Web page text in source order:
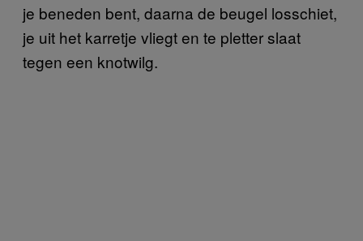
je beneden bent, daarna de beugel losschiet,
je uit het karretje vliegt en te pletter slaat
tegen een knotwilg.